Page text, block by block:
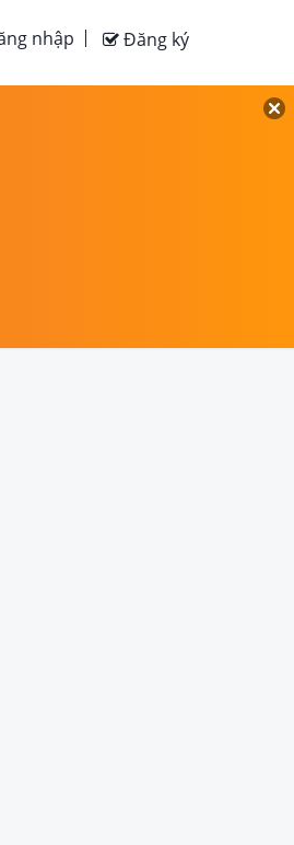
Đăng ký
nhập